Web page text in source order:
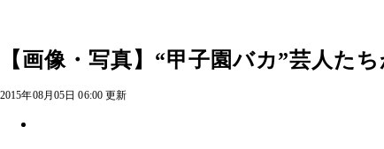
【画像・写真】“甲子園バカ”芸人た
2015年08月05日 06:00 更新